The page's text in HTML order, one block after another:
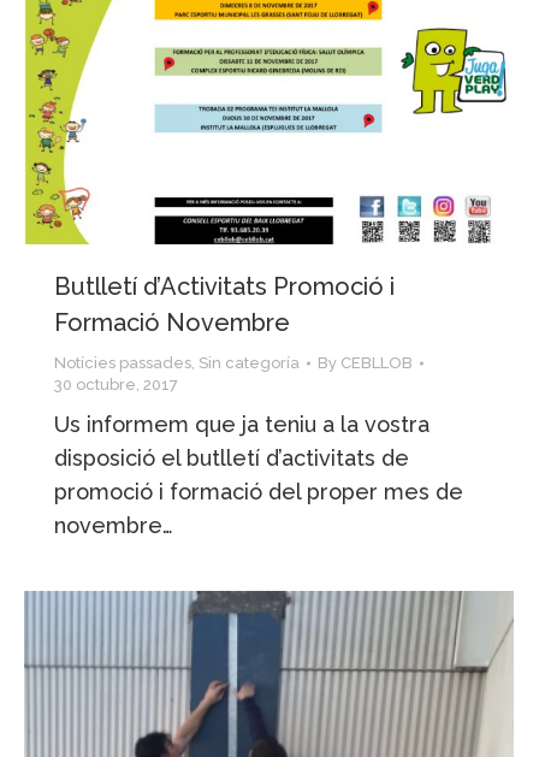
Butlletí d’Activitats Promoció i
Formació Novembre
Notícies passades, Sin categoría By CEBLLOB
30 octubre, 2017
Us informem que ja teniu a la vostra
disposició el butlletí d’activitats de
promoció i formació del proper mes de
novembre…